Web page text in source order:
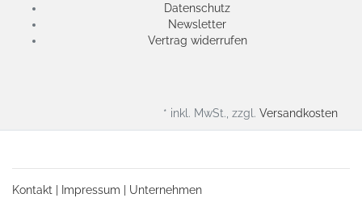
Datenschutz
Newsletter
Vertrag widerrufen
* inkl. MwSt., zzgl. Versandkosten
Kontakt Impressum
Unternehmen